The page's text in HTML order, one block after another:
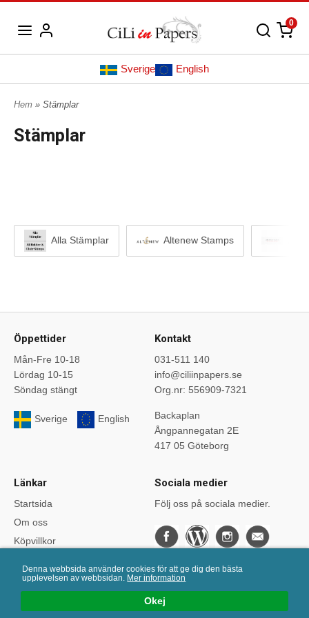
Okej
Denna webbsida använder cookies för att ge dig den bästa
upplevelsen av webbsidan. Mer information
0
Sverige English
Hem » Stämplar
Stämplar
Alla Stämplar Altenew Stamps
Öppettider
Mån-Fre 10-18
Lördag 10-15
Söndag stängt
Sverige English
Kontakt
031-511 140
info@ciliinpapers.se
Org.nr: 556909-7321
Backaplan
Ångpannegatan 2E
417 05 Göteborg
Länkar
Startsida
Om oss
Köpvillkor
Kurser
Sociala medier
Följ oss på sociala medier.